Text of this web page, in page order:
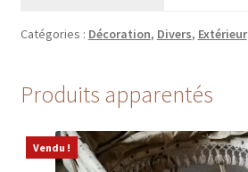
Catégories : Décoration, Divers, Extérieur
Produits apparentés
Vendu !